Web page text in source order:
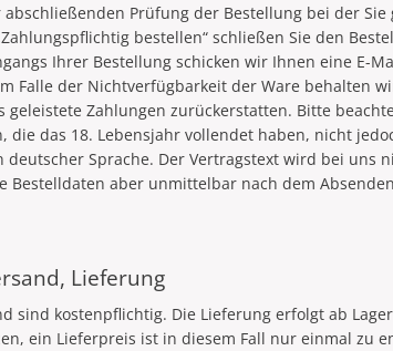
Prüfung der Bestellung bei der
bestellen“ schließen Sie den
Ihrer Bestellung schicken wir Ihnen eine
Falle der Nichtverfügbarkeit der Ware behalten
Zahlungen zurückerstatten. Bitte
die das 18. Lebensjahr vollendet haben, nicht
Sprache. Der Vertragstext wird bei uns
Bestelldaten aber unmittelbar nach dem
Lieferung
sind kostenpflichtig. Die Lieferung erfolgt ab
ein Lieferpreis ist in diesem Fall nur einmal